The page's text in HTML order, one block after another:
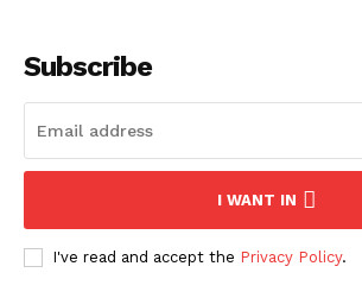
ПОДПИСАТЬСЯ СЕЙЧАС
О нас
Subscribe
I WANT IN
I've read and accept the Privacy Policy.